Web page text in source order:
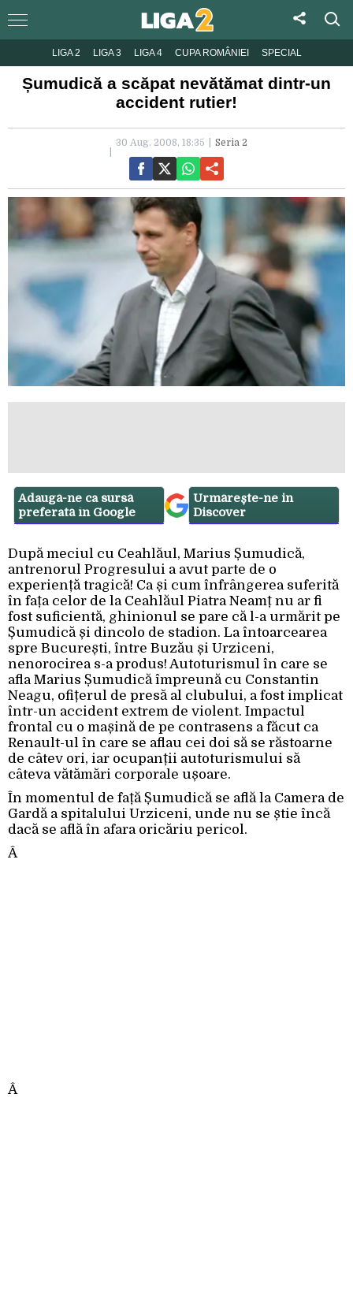
LIGA 2 LIGA 3 LIGA 4 CUPA ROMÂNIEI SPECIAL
Șumudică a scăpat nevătămat dintr-un
accident rutier!
30 Aug. 2008, 18:35 Seria 2
Adaugă-ne ca sursă
preferată în Google
Urmărește-ne in
Discover
După meciul cu Ceahlăul, Marius Șumudică,
antrenorul Progresului a avut parte de o
experiență tragică! Ca și cum înfrângerea suferită
în fața celor de la Ceahlăul Piatra Neamț nu ar fi
fost suficientă, ghinionul se pare că l-a urmărit pe
Șumudică și dincolo de stadion. La întoarcearea
spre București, între Buzău și Urziceni,
nenorocirea s-a produs! Autoturismul în care se
afla Marius Șumudică împreună cu Constantin
Neagu, ofițerul de presă al clubului, a fost implicat
într-un accident extrem de violent. Impactul
frontal cu o mașină de pe contrasens a făcut ca
Renault-ul în care se aflau cei doi să se răstoarne
de câtev ori, iar ocupanții autoturismului să
câteva vătămări corporale ușoare.
În momentul de față Șumudică se află la Camera de
Gardă a spitalului Urziceni, unde nu se știe încă
dacă se află în afara oricăriu pericol.
Â
Â